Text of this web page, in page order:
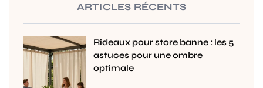
ARTICLES RÉCENTS
Rideaux pour store banne : les 5
astuces pour une ombre
optimale